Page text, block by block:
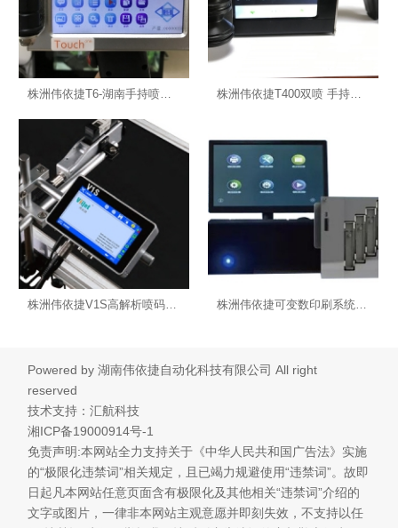
株洲伟依捷V1S高解析喷码机-湖南手持喷码机 株洲伟依捷可变数印刷系统--在线机-湖南手持喷码机
Powered by湖南伟依捷自动化科技有限公司 All right
reserved
技术支持：汇航科技
湘ICP备19000914号-1
免责声明:本网站全力支持关于《中华人民共和国广告法》实施
的“极限化违禁词”相关规定，且已竭力规避使用“违禁词”。故即
日起凡本网站任意页面含有极限化及其他相关“违禁词”介绍的
文字或图片，一律非本网站主观意愿并即刻失效，不支持以任